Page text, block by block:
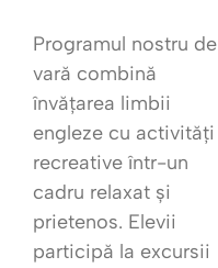
Programul nostru de
vară combină
învățarea limbii
engleze cu activități
recreative într-un
cadru relaxat și
prietenos. Elevii
participă la excursii